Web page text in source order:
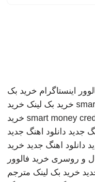
اینستاگرام خرید بک
خرید بک لینک خرید
smart money خرید
جدید دانلود اهنگ جدید
دانلود اهنگ جدید خرید
و روسری خرید فالوور
خرید بک لینک مترجم